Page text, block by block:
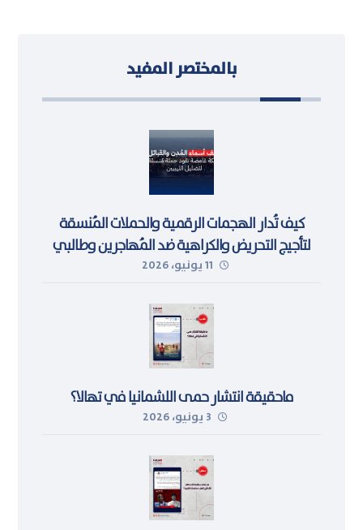
بالمختصر المفيد
كيف تُدار الهجمات الرقمية والحملات المُنسقة
لتأجيج التحريض والكراهية ضد المُهاجرين وطالبي
اللجوء في ليبيا
11 يونيو، 2026
ماحقيقة انتشار حمى اللشمانيا في تهالا؟
3 يونيو، 2026